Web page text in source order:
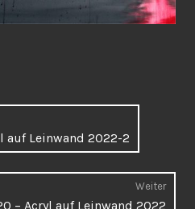
auf Leinwand 2022-2
Weiter
– Acryl auf Leinwand 2022